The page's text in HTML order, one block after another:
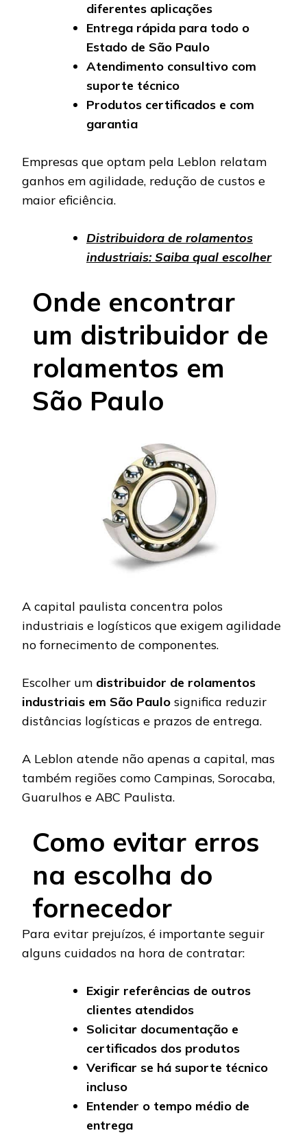
diferentes aplicações
Entrega rápida para todo o
Estado de São Paulo
Atendimento consultivo com
suporte técnico
Produtos certificados e com
garantia
Empresas que optam pela Leblon relatam
ganhos em agilidade, redução de custos e
maior eficiência.
Distribuidora de rolamentos
industriais: Saiba qual escolher
Onde encontrar
um distribuidor de
rolamentos em
São Paulo
A capital paulista concentra polos
industriais e logísticos que exigem agilidade
no fornecimento de componentes.
Escolher um distribuidor de rolamentos
industriais em São Paulo significa reduzir
distâncias logísticas e prazos de entrega.
A Leblon atende não apenas a capital, mas
também regiões como Campinas, Sorocaba,
Guarulhos e ABC Paulista.
Como evitar erros
na escolha do
fornecedor
Para evitar prejuízos, é importante seguir
alguns cuidados na hora de contratar:
Exigir referências de outros
clientes atendidos
Solicitar documentação e
certificados dos produtos
Verificar se há suporte técnico
incluso
Entender o tempo médio de
entrega